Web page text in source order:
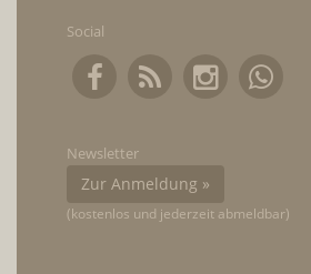
Social
Newsletter
Zur Anmeldung »
(kostenlos und jederzeit abmeldbar)